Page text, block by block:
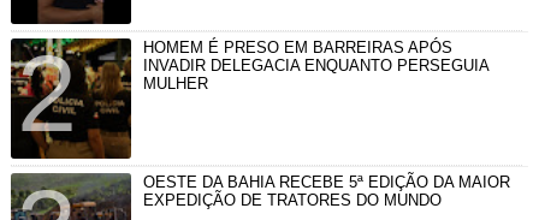
HOMEM É PRESO EM BARREIRAS APÓS
INVADIR DELEGACIA ENQUANTO PERSEGUIA
MULHER
OESTE DA BAHIA RECEBE 5ª EDIÇÃO DA MAIOR
EXPEDIÇÃO DE TRATORES DO MUNDO